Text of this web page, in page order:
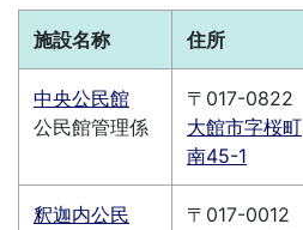
施設名称 住所
中央公民館
公民館管理係
〒017-0822
大館市字桜町
南45-1
釈迦内公民
〒017-0012